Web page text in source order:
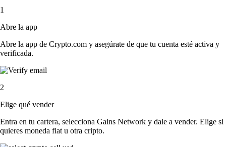
1
Abre la app
Abre la app de Crypto.com y asegúrate de que tu cuenta esté activa y
verificada.
2
Elige qué vender
Entra en tu cartera, selecciona Gains Network y dale a vender. Elige si
quieres moneda fiat u otra cripto.